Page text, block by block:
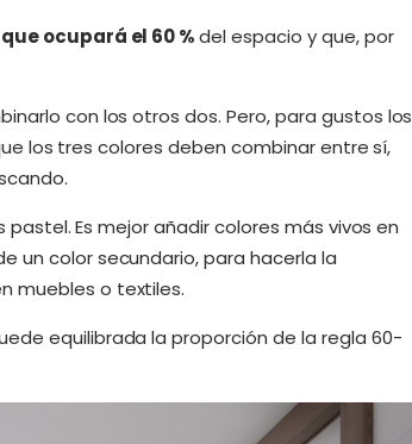
ocupará el 60 %del espacio y que, por
con los otros dos. Pero, para gustos los
los tres colores deben combinar entre sí,
Es mejor añadir colores más vivos en
un color secundario, para hacerla la
muebles o textiles.
equilibrada la proporción de la regla 60-